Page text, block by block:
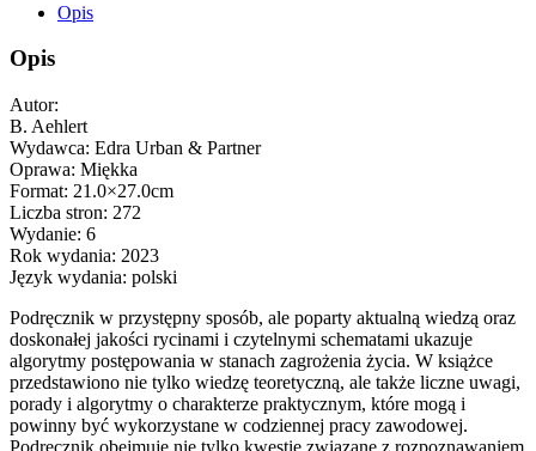
Opis
Opis
Autor:
B. Aehlert
Wydawca: Edra Urban & Partner
Oprawa: Miękka
Format: 21.0×27.0cm
Liczba stron: 272
Wydanie: 6
Rok wydania: 2023
Język wydania: polski
Podręcznik w przystępny sposób, ale poparty aktualną wiedzą oraz
doskonałej jakości rycinami i czytelnymi schematami ukazuje
algorytmy postępowania w stanach zagrożenia życia. W książce
przedstawiono nie tylko wiedzę teoretyczną, ale także liczne uwagi,
porady i algorytmy o charakterze praktycznym, które mogą i
powinny być wykorzystane w codziennej pracy zawodowej.
Podręcznik obejmuje nie tylko kwestie związane z rozpoznawaniem